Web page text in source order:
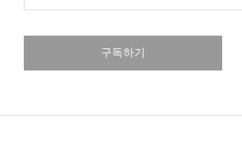
구독하기